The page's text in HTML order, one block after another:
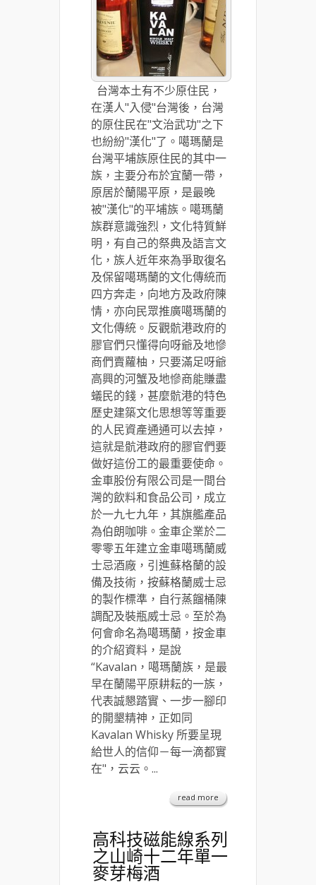
台灣本土有不少原住民，
在漢人"入侵"台灣後，台灣
的原住民在"文治武功"之下
也紛紛"漢化"了。噶瑪蘭是
台灣平埔族原住民的其中一
族，主要分布於宜蘭一帶，
原居於蘭陽平原，是最晚
被"漢化"的平埔族。噶瑪蘭
族群意識強烈，文化特質鮮
明，有自己的祭典及語言文
化，族人近年來為爭取復名
及保留噶瑪蘭的文化傳統而
四方奔走，向地方及政府陳
情，亦向民眾推廣噶瑪蘭的
文化傳統。反觀骯港政府的
膠官們只懂得向呀爺及地慘
商們賣蘿柚，只要滿足呀爺
高興的河蟹及地慘商能賺盡
蟻民的錢，甚麼骯港的特色
歷史建築文化思想等等重要
的人民資產通通可以去掉，
這就是骯港政府的膠官們要
做好這份工的最重要使命。
金車股份有限公司是一間台
灣的飲料和食品公司，成立
於一九七九年，其旗艦產品
為伯朗咖啡。金車企業於二
零零五年建立金車噶瑪蘭威
士忌酒廠，引進蘇格蘭的設
備及技術，按蘇格蘭威士忌
的製作標準，自行蒸餾桶陳
調配及裝瓶威士忌。至於為
何會命名為噶瑪蘭，按金車
的介紹資料，是說
“Kavalan，噶瑪蘭族，是最
早在蘭陽平原耕耘的一族，
代表誠懇踏實、一步一腳印
的開墾精神，正如同
Kavalan Whisky 所要呈現
給世人的信仰－每一滴都實
在"，云云。...
read more
高科技磁能線系列
之山崎十二年單一
麥芽梅酒